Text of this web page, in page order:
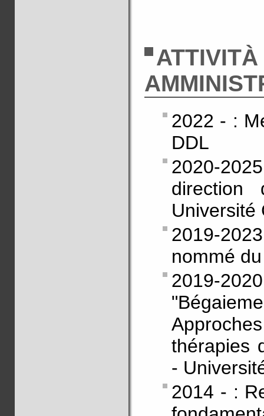
ATTIVITÀ
2022 - :
DDL
2020-
Université
2019-
nommé
2019-
thérapies
-
2014 - :